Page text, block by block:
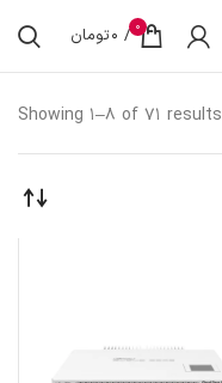
0
/
0تومان
Showing 1–8 of 71 results